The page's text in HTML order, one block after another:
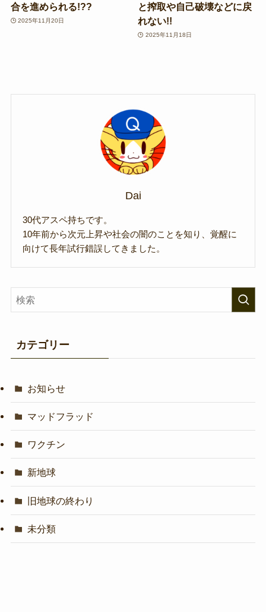
合を進められる!??
2025年11月20日
と搾取や自己破壊などに戻
れない!!
2025年11月18日
Dai
30代アスペ持ちです。
10年前から次元上昇や社会の闇のことを知り、覚醒に
向けて長年試行錯誤してきました。
カテゴリー
お知らせ
マッドフラッド
ワクチン
新地球
旧地球の終わり
未分類